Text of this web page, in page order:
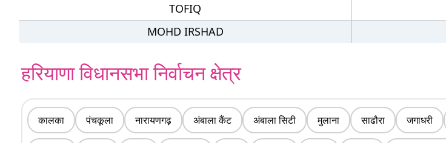
TOFIQ
MOHD IRSHAD
हरियाणा विधानसभा निर्वाचन क्षेत्र
कालका पंचकूला नारायणगढ़ अंबाला कैंट अंबाला सिटी मुलाना साढौरा जगाधरी